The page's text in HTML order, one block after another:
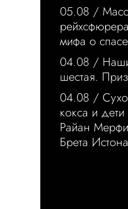
05.08 /
мифа о
04.08 /
шестая.
04.08 /
кокса и
Райан
Брета